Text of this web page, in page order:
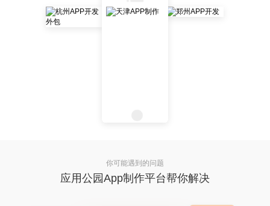
你可能遇到的问题
应用公园App制作平台帮你解决